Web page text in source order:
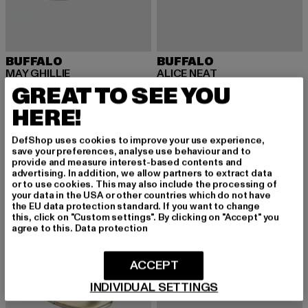
BUFFALO
MAY GHILLIE
99,99 EUR
Derzeitiger Preis: 99,99 EUR
BUFFALO
ALICE NEAT
50,99 EUR
Derzeitiger Preis: 50,99 EUR
59,99 EUR
-18% -17%
GREAT TO SEE YOU
HERE!
DefShop uses cookies to improve your use experience,
save your preferences, analyse use behaviour and to
provide and measure interest-based contents and
advertising. In addition, we allow partners to extract data
or to use cookies. This may also include the processing of
your data in the USA or other countries which do not have
the EU data protection standard. If you want to change
this, click on "Custom settings". By clicking on "Accept" you
agree to this. Data protection
INDIVIDUAL SETTINGS
ACCEPT